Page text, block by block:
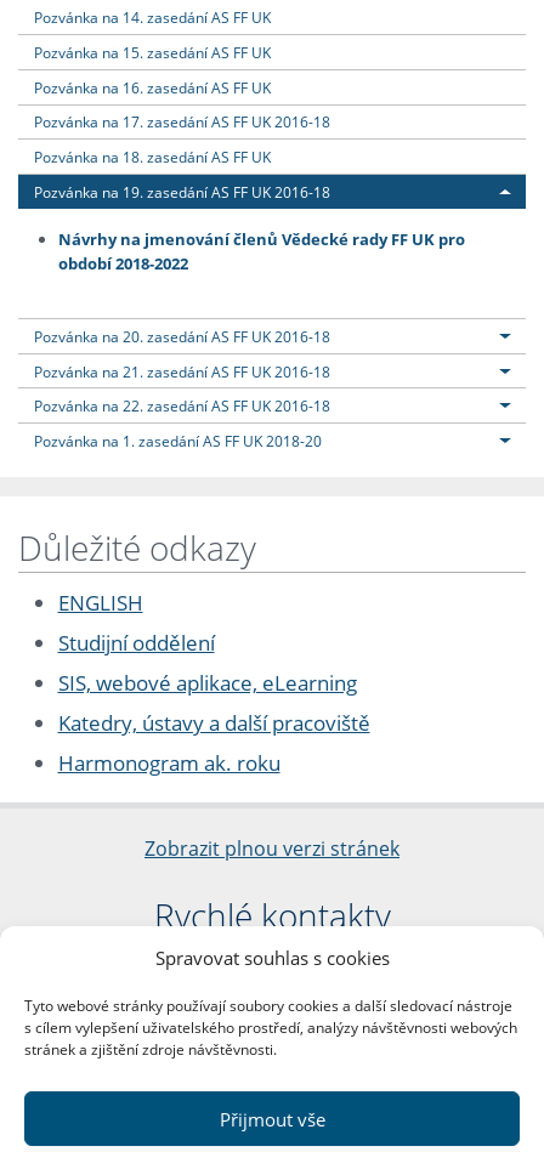
Spravovat souhlas s cookies
Tyto webové stránky používají soubory cookies a další sledovací nástroje
s cílem vylepšení uživatelského prostředí, analýzy návštěvnosti webových
stránek a zjištění zdroje návštěvnosti.
Přijmout vše
Pozvánka na 14. zasedání AS FF UK
Pozvánka na 15. zasedání AS FF UK
Pozvánka na 16. zasedání AS FF UK
Pozvánka na 17. zasedání AS FF UK 2016-18
Pozvánka na 18. zasedání AS FF UK
Pozvánka na 19. zasedání AS FF UK 2016-18
Návrhy na jmenování členů Vědecké rady FF UK pro
období 2018-2022
Pozvánka na 20. zasedání AS FF UK 2016-18
Pozvánka na 21. zasedání AS FF UK 2016-18
Pozvánka na 22. zasedání AS FF UK 2016-18
Pozvánka na 1. zasedání AS FF UK 2018-20
Důležité odkazy
ENGLISH
Studijní oddělení
SIS, webové aplikace, eLearning
Katedry, ústavy a další pracoviště
Harmonogram ak. roku
Zobrazit plnou verzi stránek
Rychlé kontakty
Filozofická fakulta
nám. Jana Palacha 1/2
116 38 Praha 1
DIČ: CZ00216208